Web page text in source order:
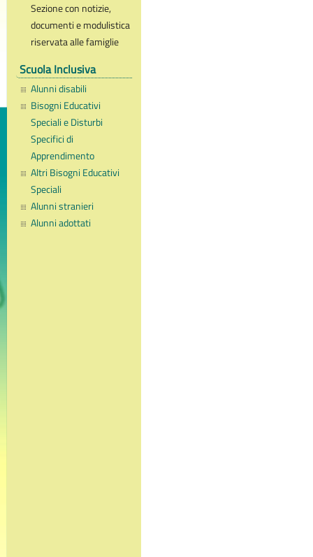
Sezione con notizie,
documenti e modulistica
riservata alle famiglie
Scuola Inclusiva
Alunni disabili
Bisogni Educativi
Speciali e Disturbi
Specifici di
Apprendimento
Altri Bisogni Educativi
Speciali
Alunni stranieri
Alunni adottati